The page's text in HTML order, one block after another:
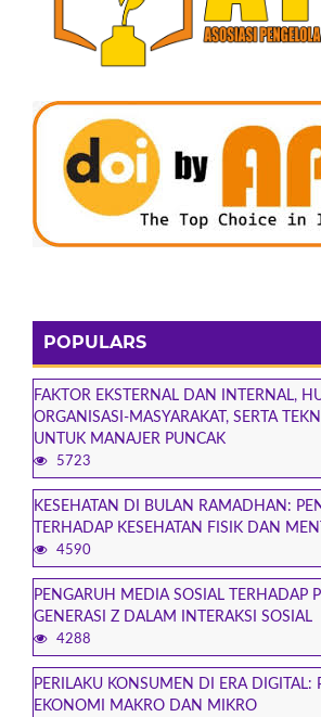
POPULARS
FAKTOR EKSTERNAL DAN INTERNAL,
ORGANISASI-MASYARAKAT, SERTA
UNTUK MANAJER PUNCAK
5723
KESEHATAN DI BULAN RAMADHAN:
TERHADAP KESEHATAN FISIK DAN
4590
PENGARUH MEDIA SOSIAL TERHADAP
GENERASI Z DALAM INTERAKSI SOSIAL
4288
PERILAKU KONSUMEN DI ERA DIGITAL:
EKONOMI MAKRO DAN MIKRO